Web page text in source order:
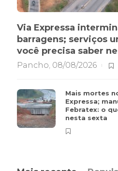
Via Expressa
barragens; serviços
você precisa saber
Pancho, 08/08/2026
Mais mortes
Expressa;
Febratex: o
nesta sexta